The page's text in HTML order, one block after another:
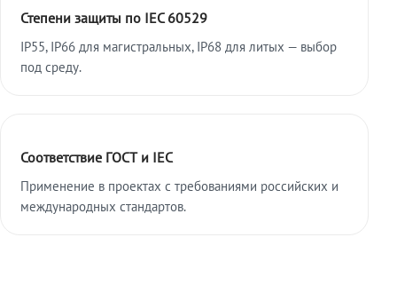
Степени защиты по IEC 60529
IP55, IP66 для магистральных, IP68 для литых — выбор
под среду.
Соответствие ГОСТ и IEC
Применение в проектах с требованиями российских и
международных стандартов.